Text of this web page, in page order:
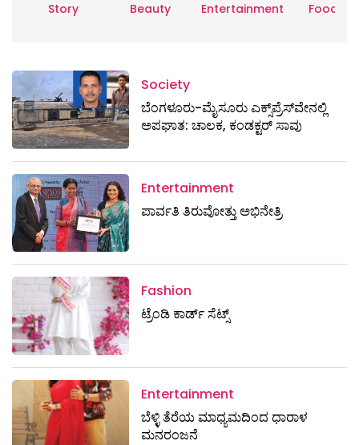
Story Beauty Entertainment Food
Society
ಬೆಂಗಳೂರು-ಮೈಸೂರು ಎಕ್ಸ್​ಪ್ರೆಸ್‌ವೇನಲ್ಲಿ
ಅಪಘಾತ: ಚಾಲಕ, ಕಂಡಕ್ಟರ್ ಸಾವು
Entertainment
ಪಾರ್ವತಿ ತಿರುವೋತ್ತು ಅಭಿನೇತ್ರಿ
Fashion
ಟ್ರೆಂಡಿ ಕಾರ್ಡ್‌ ಸೆಟ್ಸ್
Entertainment
ಬೆಳ್ಳಿ ತೆರೆಯ ಮಾಧ್ಯಮದಿಂದ ಧಾರಾಳ
ಮನರಂಜನೆ